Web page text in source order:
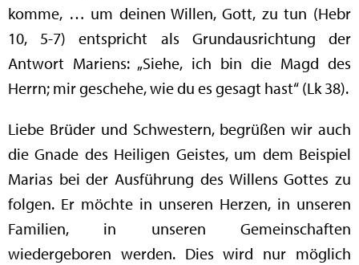
komme, … um deinen Willen, Gott, zu tun (Hebr
10, 5-7) entspricht als Grundausrichtung der
Antwort Mariens: „Siehe, ich bin die Magd des
Herrn; mir geschehe, wie du es gesagt hast“ (Lk 38).
Liebe Brüder und Schwestern, begrüßen wir auch
die Gnade des Heiligen Geistes, um dem Beispiel
Marias bei der Ausführung des Willens Gottes zu
folgen. Er möchte in unseren Herzen, in unseren
Familien, in unseren Gemeinschaften
wiedergeboren werden. Dies wird nur möglich